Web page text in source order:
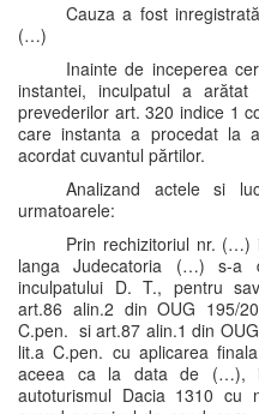
Cauza a fost
(…)
Inainte de inceperea
instantei, inculpatul a
prevederilor art. 320 indice 1
care instanta a procedat la
acordat cuvantul părtilor.
Analizand actele si
urmatoarele:
Prin rechizitoriul nr. (…)
langa Judecatoria (…) s-a
inculpatului D. T., pentru
art.86 alin.2 din OUG 195/
C.pen. si art.87 alin.1 din
lit.a C.pen. cu aplicarea
aceea ca la data de (…),
autoturismul Dacia 1310